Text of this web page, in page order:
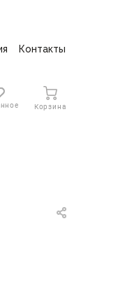
Контакты
Корзина